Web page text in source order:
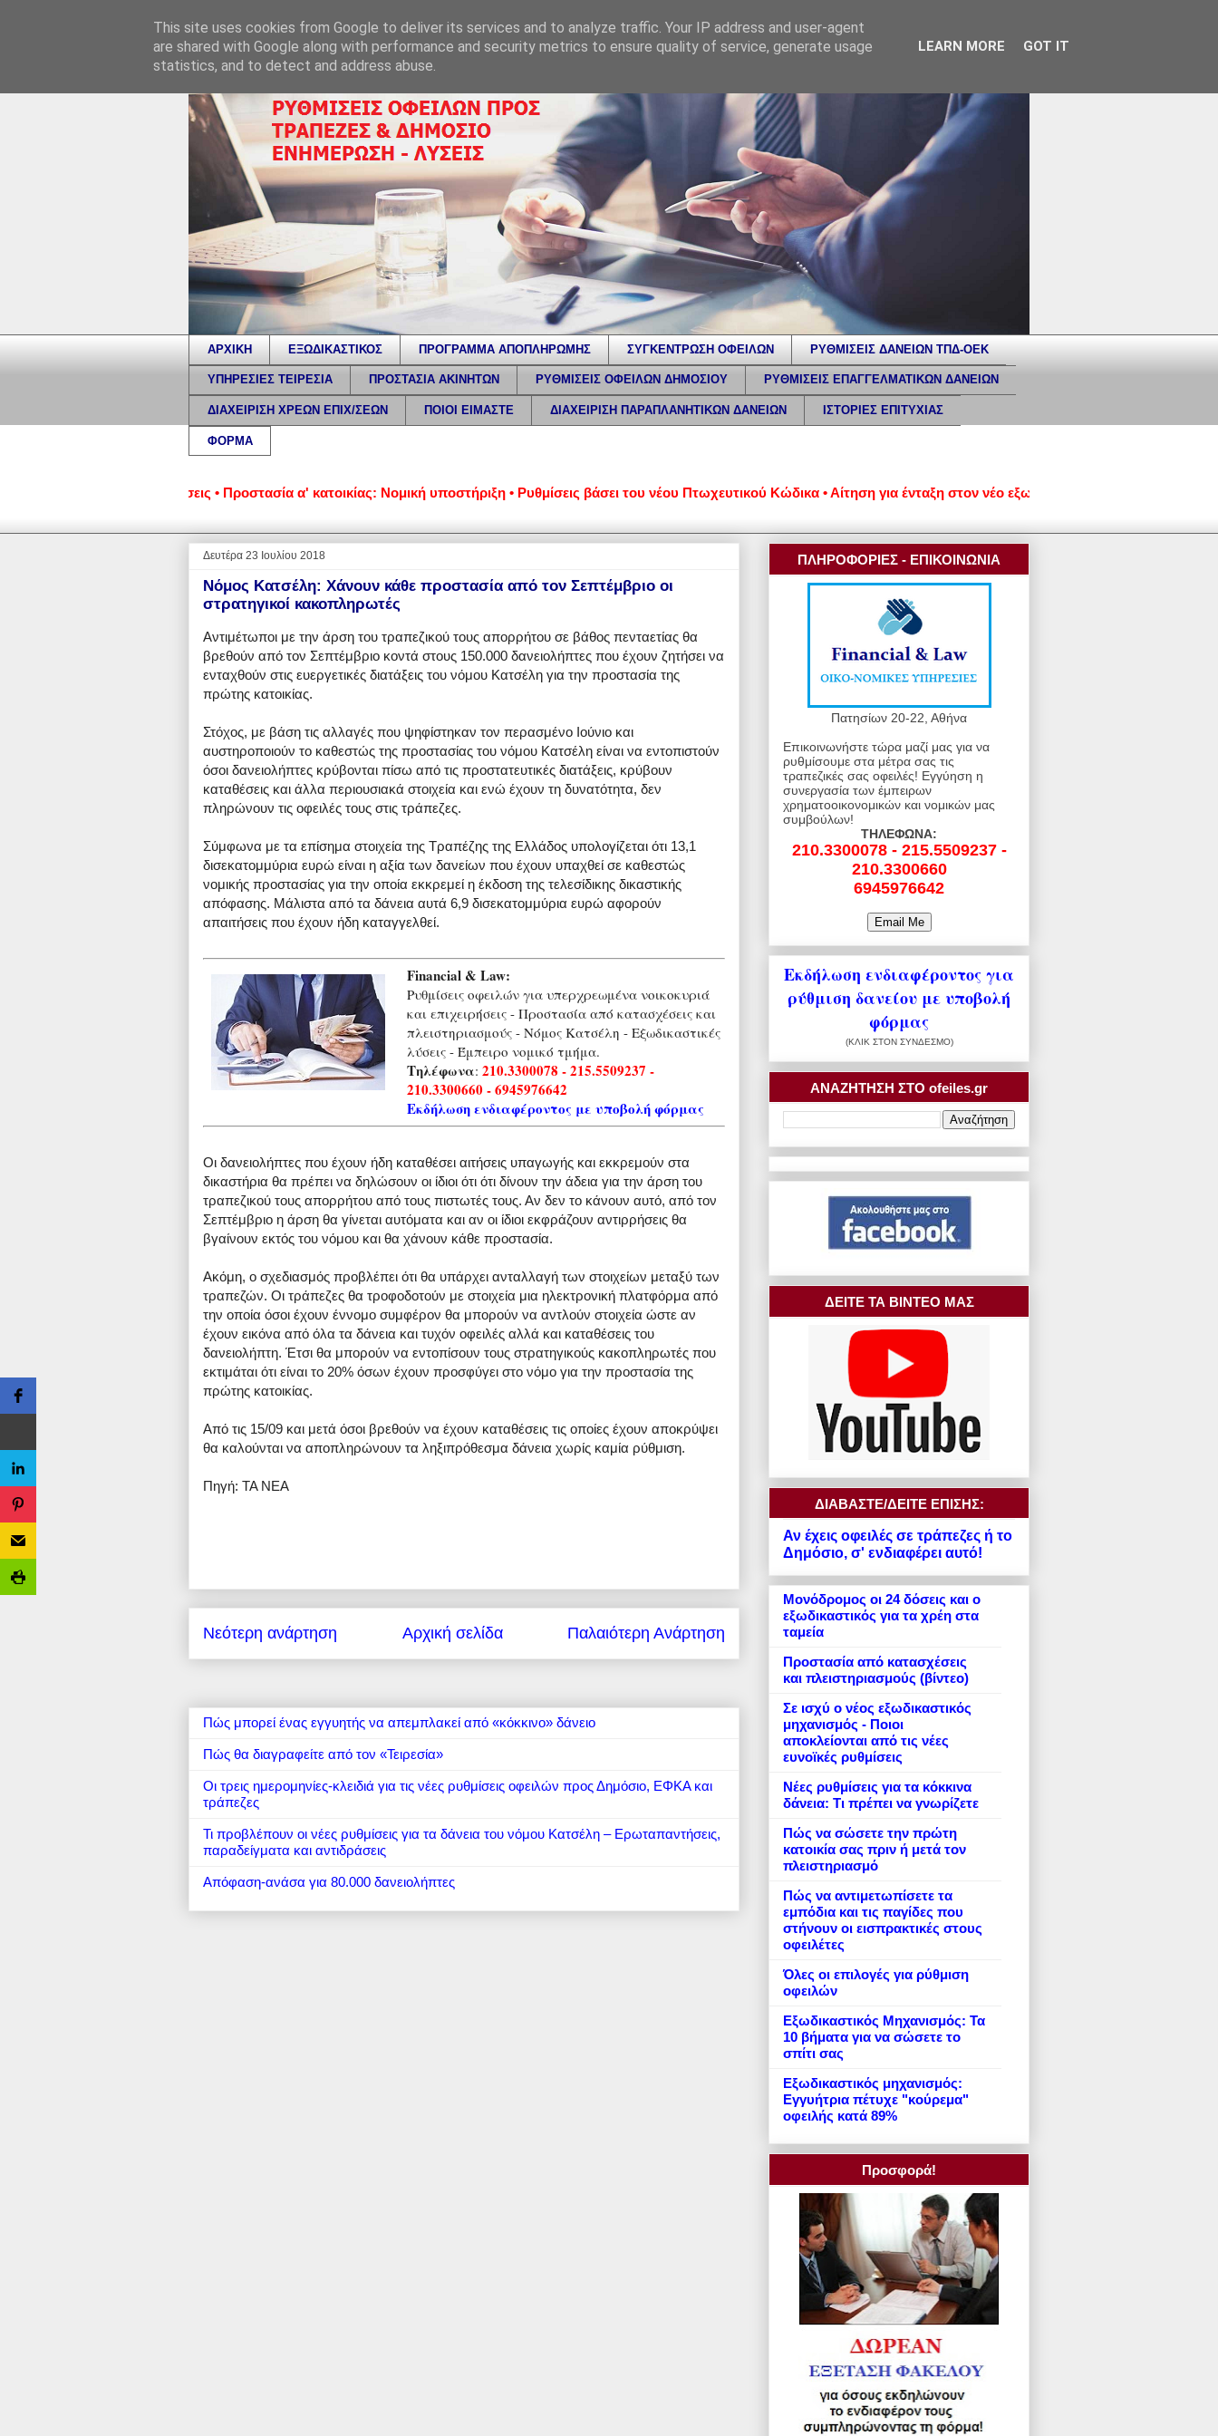
ΑΡΧΙΚΗ ΕΞΩΔΙΚΑΣΤΙΚΟΣ ΠΡΟΓΡΑΜΜΑ ΑΠΟΠΛΗΡΩΜΗΣ ΣΥΓΚΕΝΤΡΩΣΗ ΟΦΕΙΛΩΝ ΡΥΘΜΙΣΕΙΣ ΔΑΝΕΙΩΝ ΤΠΔ-ΟΕΚ
ΥΠΗΡΕΣΙΕΣ ΤΕΙΡΕΣΙΑ ΠΡΟΣΤΑΣΙΑ ΑΚΙΝΗΤΩΝ ΡΥΘΜΙΣΕΙΣ ΟΦΕΙΛΩΝ ΔΗΜΟΣΙΟΥ ΡΥΘΜΙΣΕΙΣ ΕΠΑΓΓΕΛΜΑΤΙΚΩΝ ΔΑΝΕΙΩΝ
ΔΙΑΧΕΙΡΙΣΗ ΧΡΕΩΝ ΕΠΙΧ/ΣΕΩΝ ΠΟΙΟΙ ΕΙΜΑΣΤΕ ΔΙΑΧΕΙΡΙΣΗ ΠΑΡΑΠΛΑΝΗΤΙΚΩΝ ΔΑΝΕΙΩΝ ΙΣΤΟΡΙΕΣ ΕΠΙΤΥΧΙΑΣ
ΦΟΡΜΑ
και επιχειρήσεις • Προστασία α' κατοικίας: Νομική υποστήριξη • Ρυθμίσεις βάσει του νέου Πτωχευτικού Κώδικα • Αίτηση για ένταξη στον νέο εξωδικαστικό μηχανισμό
Δευτέρα 23 Ιουλίου 2018
Νόμος Κατσέλη: Χάνουν κάθε προστασία από τον Σεπτέμβριο οι
στρατηγικοί κακοπληρωτές
Αντιμέτωποι με την άρση του τραπεζικού τους απορρήτου σε βάθος πενταετίας θα
βρεθούν από τον Σεπτέμβριο κοντά στους 150.000 δανειολήπτες που έχουν ζητήσει να
ενταχθούν στις ευεργετικές διατάξεις του νόμου Κατσέλη για την προστασία της
πρώτης κατοικίας.
Στόχος, με βάση τις αλλαγές που ψηφίστηκαν τον περασμένο Ιούνιο και
αυστηροποιούν το καθεστώς της προστασίας του νόμου Κατσέλη είναι να εντοπιστούν
όσοι δανειολήπτες κρύβονται πίσω από τις προστατευτικές διατάξεις, κρύβουν
καταθέσεις και άλλα περιουσιακά στοιχεία και ενώ έχουν τη δυνατότητα, δεν
πληρώνουν τις οφειλές τους στις τράπεζες.
Σύμφωνα με τα επίσημα στοιχεία της Τραπέζης της Ελλάδος υπολογίζεται ότι 13,1
δισεκατομμύρια ευρώ είναι η αξία των δανείων που έχουν υπαχθεί σε καθεστώς
νομικής προστασίας για την οποία εκκρεμεί η έκδοση της τελεσίδικης δικαστικής
απόφασης. Μάλιστα από τα δάνεια αυτά 6,9 δισεκατομμύρια ευρώ αφορούν
απαιτήσεις που έχουν ήδη καταγγελθεί.
Financial & Law:
Ρυθμίσεις οφειλών για υπερχρεωμένα νοικοκυριά
και επιχειρήσεις - Προστασία από κατασχέσεις και
πλειστηριασμούς - Νόμος Κατσέλη - Εξωδικαστικές
λύσεις - Έμπειρο νομικό τμήμα.
Τηλέφωνα: 210.3300078 - 215.5509237 -
210.3300660 - 6945976642
Εκδήλωση ενδιαφέροντος με υποβολή φόρμας
Οι δανειολήπτες που έχουν ήδη καταθέσει αιτήσεις υπαγωγής και εκκρεμούν στα
δικαστήρια θα πρέπει να δηλώσουν οι ίδιοι ότι ότι δίνουν την άδεια για την άρση του
τραπεζικού τους απορρήτου από τους πιστωτές τους. Αν δεν το κάνουν αυτό, από τον
Σεπτέμβριο η άρση θα γίνεται αυτόματα και αν οι ίδιοι εκφράζουν αντιρρήσεις θα
βγαίνουν εκτός του νόμου και θα χάνουν κάθε προστασία.
Ακόμη, ο σχεδιασμός προβλέπει ότι θα υπάρχει ανταλλαγή των στοιχείων μεταξύ των
τραπεζών. Οι τράπεζες θα τροφοδοτούν με στοιχεία μια ηλεκτρονική πλατφόρμα από
την οποία όσοι έχουν έννομο συμφέρον θα μπορούν να αντλούν στοιχεία ώστε αν
έχουν εικόνα από όλα τα δάνεια και τυχόν οφειλές αλλά και καταθέσεις του
δανειολήπτη. Έτσι θα μπορούν να εντοπίσουν τους στρατηγικούς κακοπληρωτές που
εκτιμάται ότι είναι το 20% όσων έχουν προσφύγει στο νόμο για την προστασία της
πρώτης κατοικίας.
Από τις 15/09 και μετά όσοι βρεθούν να έχουν καταθέσεις τις οποίες έχουν αποκρύψει
θα καλούνται να αποπληρώνουν τα ληξιπρόθεσμα δάνεια χωρίς καμία ρύθμιση.
Πηγή: ΤΑ ΝΕΑ
Νεότερη ανάρτηση Παλαιότερη Ανάρτηση
Αρχική σελίδα
Πώς μπορεί ένας εγγυητής να απεμπλακεί από «κόκκινο» δάνειο
Πώς θα διαγραφείτε από τον «Τειρεσία»
Οι τρεις ημερομηνίες-κλειδιά για τις νέες ρυθμίσεις οφειλών προς Δημόσιο, ΕΦΚΑ και
τράπεζες
Τι προβλέπουν οι νέες ρυθμίσεις για τα δάνεια του νόμου Κατσέλη – Ερωταπαντήσεις,
παραδείγματα και αντιδράσεις
Απόφαση-ανάσα για 80.000 δανειολήπτες
ΠΛΗΡΟΦΟΡΙΕΣ - ΕΠΙΚΟΙΝΩΝΙΑ
Πατησίων 20-22, Αθήνα
Επικοινωνήστε τώρα μαζί μας για να
ρυθμίσουμε στα μέτρα σας τις
τραπεζικές σας οφειλές! Εγγύηση η
συνεργασία των έμπειρων
χρηματοοικονομικών και νομικών μας
συμβούλων!
ΤΗΛΕΦΩΝΑ:
210.3300078 - 215.5509237 -
210.3300660
6945976642
Εκδήλωση ενδιαφέροντος για
ρύθμιση δανείου με υποβολή
φόρμας
(ΚΛΙΚ ΣΤΟΝ ΣΥΝΔΕΣΜΟ)
ΑΝΑΖΗΤΗΣΗ ΣΤΟ ofeiles.gr
ΔΕΙΤΕ ΤΑ ΒΙΝΤΕΟ ΜΑΣ
ΔΙΑΒΑΣΤΕ/ΔΕΙΤΕ ΕΠΙΣΗΣ:
Αν έχεις οφειλές σε τράπεζες ή το
Δημόσιο, σ' ενδιαφέρει αυτό!
Μονόδρομος οι 24 δόσεις και ο
εξωδικαστικός για τα χρέη στα
ταμεία
Προστασία από κατασχέσεις
και πλειστηριασμούς (βίντεο)
Σε ισχύ ο νέος εξωδικαστικός
μηχανισμός - Ποιοι
αποκλείονται από τις νέες
ευνοϊκές ρυθμίσεις
Νέες ρυθμίσεις για τα κόκκινα
δάνεια: Τι πρέπει να γνωρίζετε
Πώς να σώσετε την πρώτη
κατοικία σας πριν ή μετά τον
πλειστηριασμό
Πώς να αντιμετωπίσετε τα
εμπόδια και τις παγίδες που
στήνουν οι εισπρακτικές στους
οφειλέτες
Όλες οι επιλογές για ρύθμιση
οφειλών
Εξωδικαστικός Μηχανισμός: Τα
10 βήματα για να σώσετε το
σπίτι σας
Εξωδικαστικός μηχανισμός:
Εγγυήτρια πέτυχε "κούρεμα"
οφειλής κατά 89%
Προσφορά!
This site uses cookies from Google to deliver its services and to analyze traffic. Your IP address and user-agent
are shared with Google along with performance and security metrics to ensure quality of service, generate usage
statistics, and to detect and address abuse.
LEARN MORE GOT IT